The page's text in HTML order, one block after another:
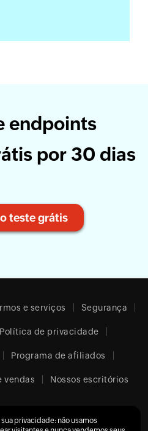
endpoints
por 30 dias
teste grátis
e serviços Segurança
Política de privacidade
Programa de afiliados
vendas Nossos escritórios
(Português)
privacidade: não usamos